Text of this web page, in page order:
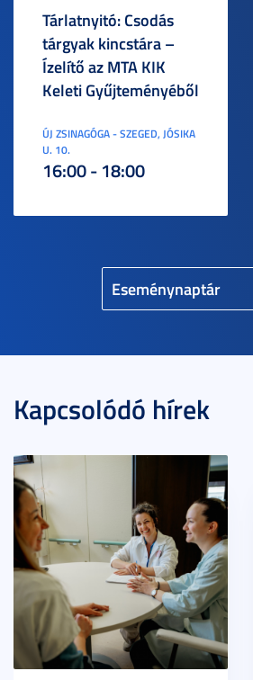
Eseménynaptár
Tárlatnyitó: Csodás
tárgyak kincstára –
Ízelítő az MTA KIK
Keleti Gyűjteményéből
ÚJ ZSINAGÓGA - SZEGED, JÓSIKA
U. 10.
16:00 - 18:00
Kapcsolódó hírek